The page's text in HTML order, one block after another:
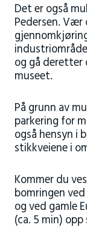
Det er også
Pedersen.
og gå deretter
museet.
På grunn av
parkering for
også hensyn i
stikkveiene i
Kommer du
bomringen
og ved gamle
(ca. 5 min)